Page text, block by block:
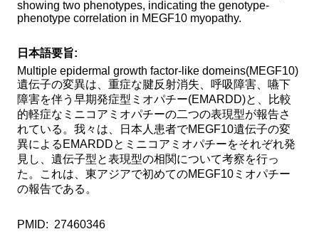
showing two phenotypes, indicating the genotype-
phenotype correlation in MEGF10 myopathy.
日本語要旨:
Multiple epidermal growth factor-like domeins(MEGF10)
遺伝子の変異は、重症な腱反射消失、呼吸障害、嚥下
障害を伴う早期発症型ミオパチー(EMARDD)と、比較
的軽症なミニコアミオパチーの二つの表現型が報告さ
れている。我々は、日本人患者でMEGF10遺伝子の変
異によるEMARDDとミニコアミオパチーをそれぞれ発
見し、遺伝子型と表現型の相関について考察を行っ
た。これは、東アジアで初めてのMEGF10ミオパチー
の報告である。
PMID: 27460346